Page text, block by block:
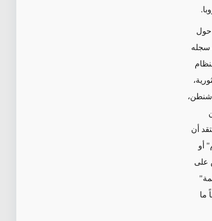
حول
سجله
في عام 2013. حتى أنه يعتقد أن
أو
على
ما